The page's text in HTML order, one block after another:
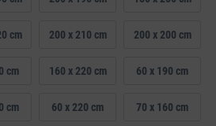
cm 200 x 210 cm 200 x 200 cm
cm 160 x 220 cm 60 x 190 cm
cm 60 x 220 cm 70 x 160 cm